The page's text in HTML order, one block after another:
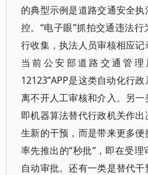
的典型示例是道路交通安全
控。“电子眼”抓拍交通违法
行收集，执法人员审核相应记
当前公安部道路交通管
12123”APP是这类自动化行
离不开人工审核和介入。另
即机器算法替代行政机关作
生新的干预，而是带来更多
率先推出的“秒批”，即在受
自动审批。还有一类是替代